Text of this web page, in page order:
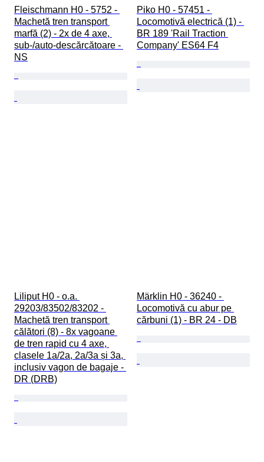
Fleischmann H0 - 5752 -
Machetă tren transport
marfă (2) - 2x de 4 axe,
sub-/auto-descărcătoare -
NS
Piko H0 - 57451 -
Locomotivă electrică (1) -
BR 189 'Rail Traction
Company' ES64 F4
Liliput H0 - o.a.
29203/83502/83202 -
Machetă tren transport
călători (8) - 8x vagoane
de tren rapid cu 4 axe,
clasele 1a/2a, 2a/3a și 3a,
inclusiv vagon de bagaje -
DR (DRB)
Märklin H0 - 36240 -
Locomotivă cu abur pe
cărbuni (1) - BR 24 - DB